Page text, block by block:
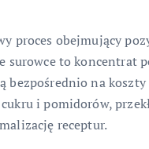
proces obejmujący
surowce to koncentrat
bezpośrednio na
i pomidorów,
receptur.